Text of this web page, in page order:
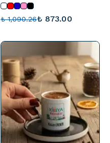
₺ 1,090.26₺ 873.00